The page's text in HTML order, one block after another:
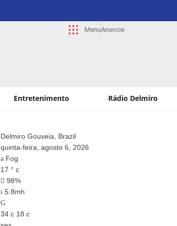
MenuAnuncie
Entretenimento Rádio Delmiro
Delmiro Gouveia, Brazil
quinta-feira, agosto 6, 2026
Fog
17 ° c
98%
5.8mh
34 c 18 c